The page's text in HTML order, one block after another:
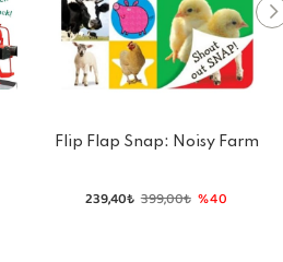
Flip Flap Snap: Noisy Farm
239,40₺ 399,00₺ %40